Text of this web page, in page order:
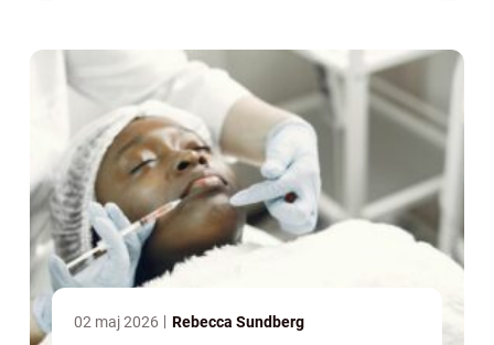
02 maj 2026 Rebecca Sundberg